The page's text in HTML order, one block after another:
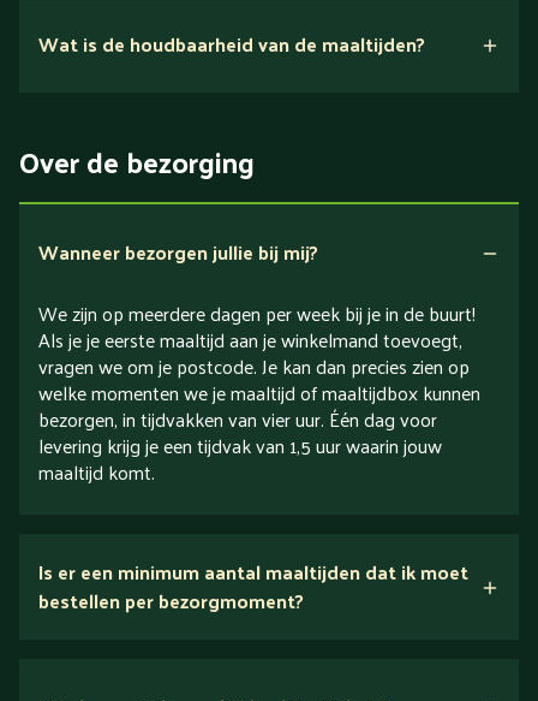
Verlaagd in koolhydraten
Verlaagd in zout
Wat is de houdbaarheid van de maaltijden?
Over de bezorging
Wanneer bezorgen jullie bij mij?
We zijn op meerdere dagen per week bij je in de buurt!
Als je je eerste maaltijd aan je winkelmand toevoegt,
vragen we om je postcode. Je kan dan precies zien op
welke momenten we je maaltijd of maaltijdbox kunnen
bezorgen, in tijdvakken van vier uur. Één dag voor
levering krijg je een tijdvak van 1,5 uur waarin jouw
maaltijd komt.
Is er een minimum aantal maaltijden dat ik moet
bestellen per bezorgmoment?